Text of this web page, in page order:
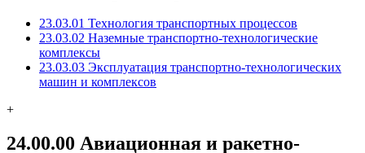
23.03.01 Технология транспортных процессов
23.03.02 Наземные транспортно-технологические
комплексы
23.03.03 Эксплуатация транспортно-технологических
машин и комплексов
+
24.00.00 Авиационная и ракетно-